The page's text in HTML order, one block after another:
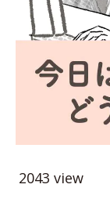
2043 view